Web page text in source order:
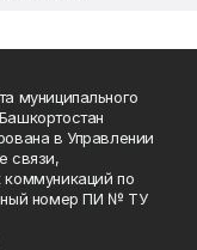
муниципального
в Управлении
связи,
по
номер ПИ № ТУ